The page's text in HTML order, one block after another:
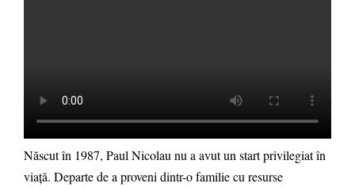
Născut în 1987, Paul Nicolau nu a avut un start privilegiat în
viață. Departe de a proveni dintr-o familie cu resurse